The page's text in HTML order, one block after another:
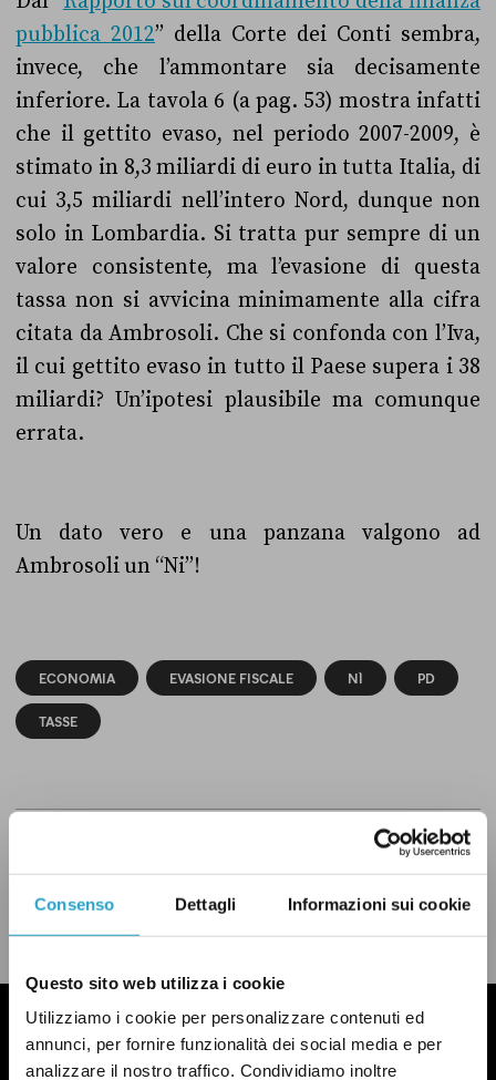
Consenso Dettagli Informazioni sui cookie
Questo sito web utilizza i cookie
Utilizziamo i cookie per personalizzare contenuti ed
annunci, per fornire funzionalità dei social media e per
analizzare il nostro traffico. Condividiamo inoltre
pubblica 2012” della Corte dei Conti sembra,
invece, che l’ammontare sia decisamente
inferiore. La tavola 6 (a pag. 53) mostra infatti
che il gettito evaso, nel periodo 2007-2009, è
stimato in 8,3 miliardi di euro in tutta Italia, di
cui 3,5 miliardi nell’intero Nord, dunque non
solo in Lombardia. Si tratta pur sempre di un
valore consistente, ma l’evasione di questa
tassa non si avvicina minimamente alla cifra
citata da Ambrosoli. Che si confonda con l’Iva,
il cui gettito evaso in tutto il Paese supera i 38
miliardi? Un’ipotesi plausibile ma comunque
errata.
Un dato vero e una panzana valgono ad
Ambrosoli un “Ni”!
ECONOMIA EVASIONE FISCALE NÌ PD
TASSE
whatsapp
LEGGI LA NOSTRA POLITICA DELLE CORREZIONI